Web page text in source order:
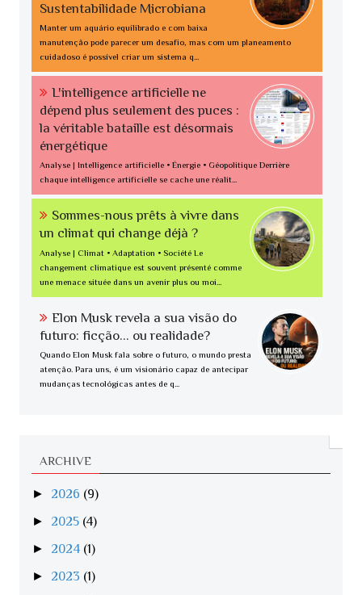
Sustentabilidade Microbiana
Manter um aquário equilibrado e com baixa
manutenção pode parecer um desafio, mas com um planeamento
cuidadoso é possível criar um sistema q...
L'intelligence artificielle ne
dépend plus seulement des puces :
la véritable bataille est désormais
énergétique
Analyse | Intelligence artificielle • Énergie • Géopolitique Derrière
chaque intelligence artificielle se cache une réalit...
Sommes-nous prêts à vivre dans
un climat qui change déjà ?
Analyse | Climat • Adaptation • Société Le
changement climatique est souvent présenté comme
une menace située dans un avenir plus ou moi...
Elon Musk revela a sua visão do
futuro: ficção... ou realidade?
Quando Elon Musk fala sobre o futuro, o mundo presta
atenção. Para uns, é um visionário capaz de antecipar
mudanças tecnológicas antes de q...
ARCHIVE
► 2026 (9)
► 2025 (4)
► 2024 (1)
► 2023 (1)